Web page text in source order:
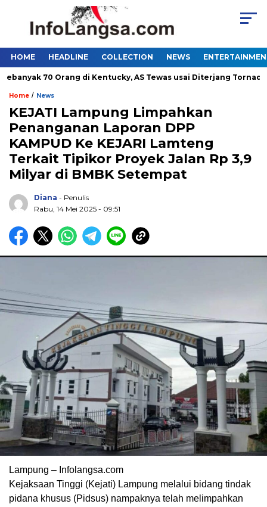
HOME HEADLINE COLLECTION NEWS
70 Orang di Kentucky, AS Tewas usai Diterjang Tornado
Home / News
KEJATI Lampung Limpahkan
Penanganan Laporan DPP
KAMPUD Ke KEJARI Lamteng
Terkait Tipikor Proyek Jalan Rp 3,9
Milyar di BMBK Setempat
Diana - Penulis
Rabu, 14 Mei 2025 - 09:51
Lampung – Infolangsa.com
Kejaksaan Tinggi (Kejati) Lampung melalui bidang tindak
pidana khusus (Pidsus) nampaknya telah melimpahkan